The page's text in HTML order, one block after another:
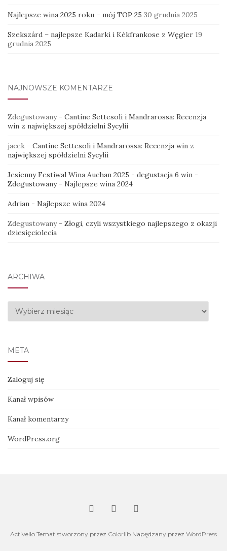
Najlepsze wina 2025 roku – mój TOP 25 30 grudnia 2025
Szekszárd – najlepsze Kadarki i Kékfrankose z Węgier 19
grudnia 2025
NAJNOWSZE KOMENTARZE
Zdegustowany- Cantine Settesoli i Mandrarossa: Recenzja
win z największej spółdzielni Sycylii
jacek - Cantine Settesoli i Mandrarossa: Recenzja win z
największej spółdzielni Sycylii
Jesienny Festiwal Wina Auchan 2025 - degustacja 6 win -
Zdegustowany- Najlepsze wina 2024
Adrian - Najlepsze wina 2024
Zdegustowany- Złogi, czyli wszystkiego najlepszego z okazji
dziesięciolecia
ARCHIWA
Archiwa
META
Zaloguj się
Kanał wpisów
Kanał komentarzy
WordPress.org
Activello Temat stworzony przez Colorlib Napędzany przez WordPress